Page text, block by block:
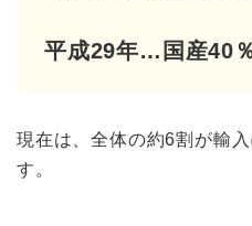
平成29年…国産40
現在は、全体の約6割が輸
す。